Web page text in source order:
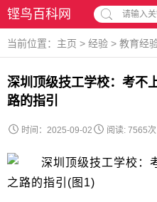
铿鸟百科网 请输入
当前位置： 主页 > 经验 > 教育经
深圳顶级技工学校：考不
路的指引
时间：2025-09-02 阅读: 7565次